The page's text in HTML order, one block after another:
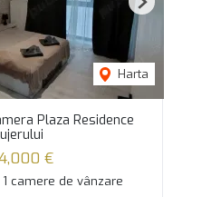
Harta
Next
Plaza Residence
€
camere de vânzare